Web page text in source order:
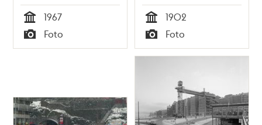
Tid
1967
Typ
Foto Tid
1902
Typ
Foto